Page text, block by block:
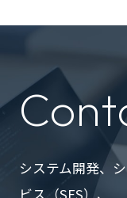
システム開発、
ビス（SES）、